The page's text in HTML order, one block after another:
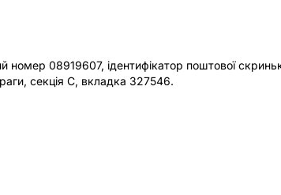
номер 08919607, ідентифікатор поштової
секція C, вкладка 327546.